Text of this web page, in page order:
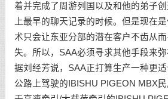
着并完成了周游列国以及和他的弟子
上最早的聊天记录的时候。但是现在
术只会让东亚分部的潜在客户不齿从
失。所以，SAA必须寻求其他手段来弥
据刘经芳说，SAA正打算生产一种更
公路上驾驶的IBISHU PIGEON MBX